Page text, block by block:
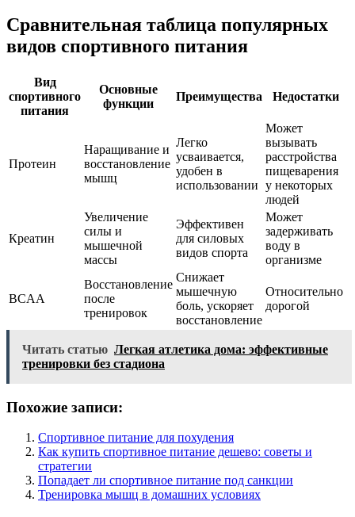
Сравнительная таблица популярных
видов спортивного питания
Вид
спортивного
питания
Основные
функции
Преимущества Недостатки
Протеин
Наращивание и
восстановление
мышц
Легко
усваивается,
удобен в
использовании
Может
вызывать
расстройства
пищеварения
у некоторых
людей
Креатин
Увеличение
силы и
мышечной
массы
Эффективен
для силовых
видов спорта
Может
задерживать
воду в
организме
BCAA
Восстановление
после
тренировок
Снижает
мышечную
боль, ускоряет
восстановление
Относительно
дорогой
Читать статью Легкая атлетика дома: эффективные
тренировки без стадиона
Похожие записи:
Спортивное питание для похудения
Как купить спортивное питание дешево: советы и
стратегии
Попадает ли спортивное питание под санкции
Тренировка мышц в домашних условиях